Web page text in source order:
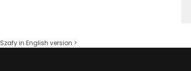
Szafy in English version >